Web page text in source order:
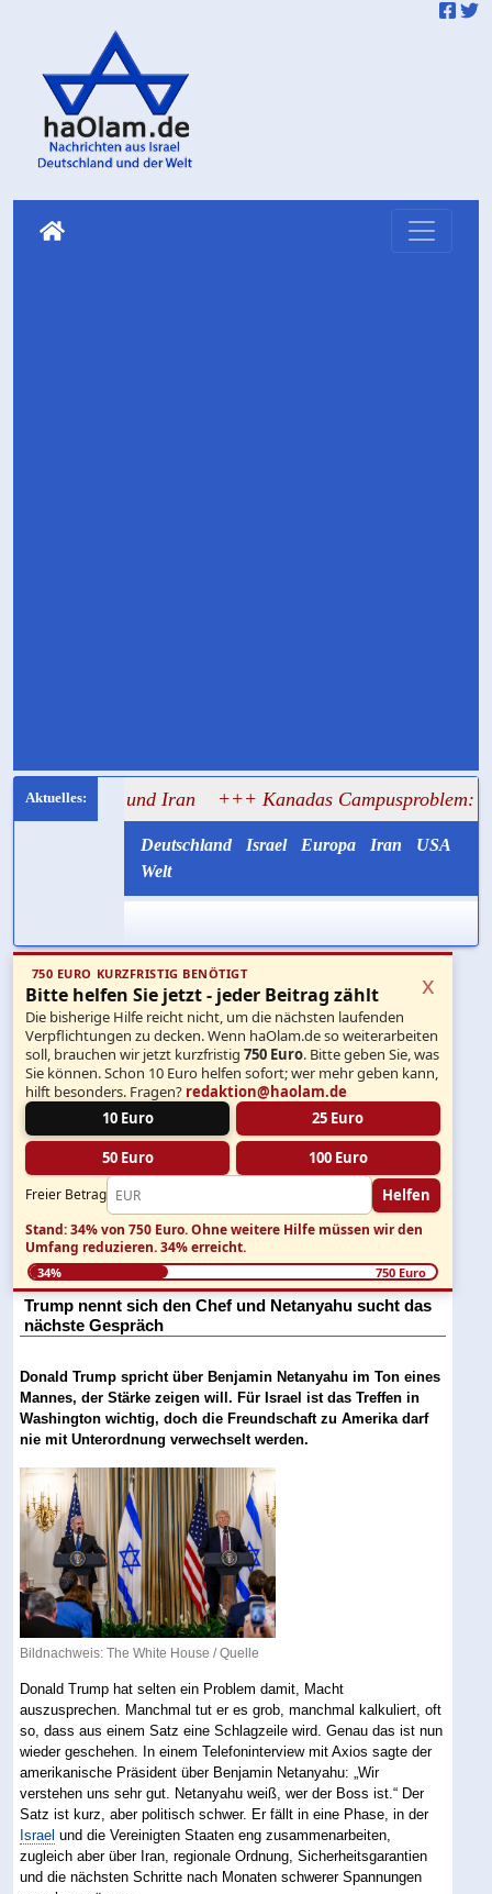
und Iran +++ Kanadas Campusproblem: 96 Prozent
Deutschland Israel Europa Iran
USA
Welt
750 EURO KURZFRISTIG BENÖTIGT
Bitte helfen Sie jetzt - jeder Beitrag zählt
Die bisherige Hilfe reicht nicht, um die nächsten laufenden
Verpflichtungen zu decken. Wenn haOlam.de so weiterarbeiten
soll, brauchen wir jetzt kurzfristig750 Euro. Bitte geben Sie, was
Sie können. Schon 10 Euro helfen sofort; wer mehr geben kann,
hilft besonders. Fragen? redaktion@haolam.de
10 Euro
25 Euro
50 Euro 100 Euro
Freier Betrag Helfen
x
Stand: 34% von 750 Euro.Ohne weitere Hilfe müssen wir den
Umfang reduzieren.34% erreicht.
34% 750 Euro
Trump nennt sich den Chef und Netanyahu sucht das
nächste Gespräch
Donald Trump spricht über Benjamin Netanyahu im Ton eines
Mannes, der Stärke zeigen will. Für Israel ist das Treffen in
Washington wichtig, doch die Freundschaft zu Amerika darf
nie mit Unterordnung verwechselt werden.
Bildnachweis: The White House /Quelle
Donald Trump hat selten ein Problem damit, Macht
auszusprechen. Manchmal tut er es grob, manchmal kalkuliert, oft
so, dass aus einem Satz eine Schlagzeile wird. Genau das ist nun
wieder geschehen. In einem Telefoninterview mit Axios sagte der
amerikanische Präsident über Benjamin Netanyahu: „Wir
verstehen uns sehr gut. Netanyahu weiß, wer der Boss ist.“ Der
Satz ist kurz, aber politisch schwer. Er fällt in eine Phase, in der
Israel und die Vereinigten Staaten eng zusammenarbeiten,
zugleich aber über Iran, regionale Ordnung, Sicherheitsgarantien
und die nächsten Schritte nach Monaten schwerer Spannungen